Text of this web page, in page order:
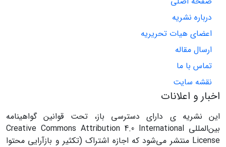
درباره نشریه
اعضای هیات تحریریه
ارسال مقاله
تماس با ما
نقشه سایت
اخبار و اعلانات
این نشریه ی دارای دسترسی باز، تحت قوانین گواهینامه
بین‌المللی Creative Commons Attribution 4.0 International
License منتشر می‌شود که اجازه اشتراک (تکثیر و بازآرایی محتوا